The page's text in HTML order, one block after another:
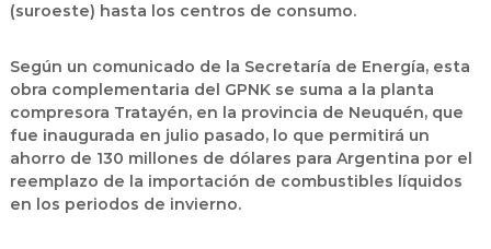
(suroeste) hasta los centros de consumo.
Según un comunicado de la Secretaría de Energía, esta
obra complementaria del GPNK se suma a la planta
compresora Tratayén, en la provincia de Neuquén, que
fue inaugurada en julio pasado, lo que permitirá un
ahorro de 130 millones de dólares para Argentina por el
reemplazo de la importación de combustibles líquidos
en los periodos de invierno.